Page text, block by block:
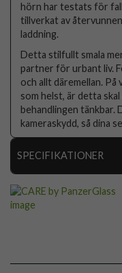
hörn har testats för
tillverkat av
laddning.
Detta stilfullt smala
partner för urbant liv.
och allt däremellan. På
som helst, är detta
behandlingen
kameraskydd, så dina
SPECIFIKATIONER
Artikelnummer
Passar till